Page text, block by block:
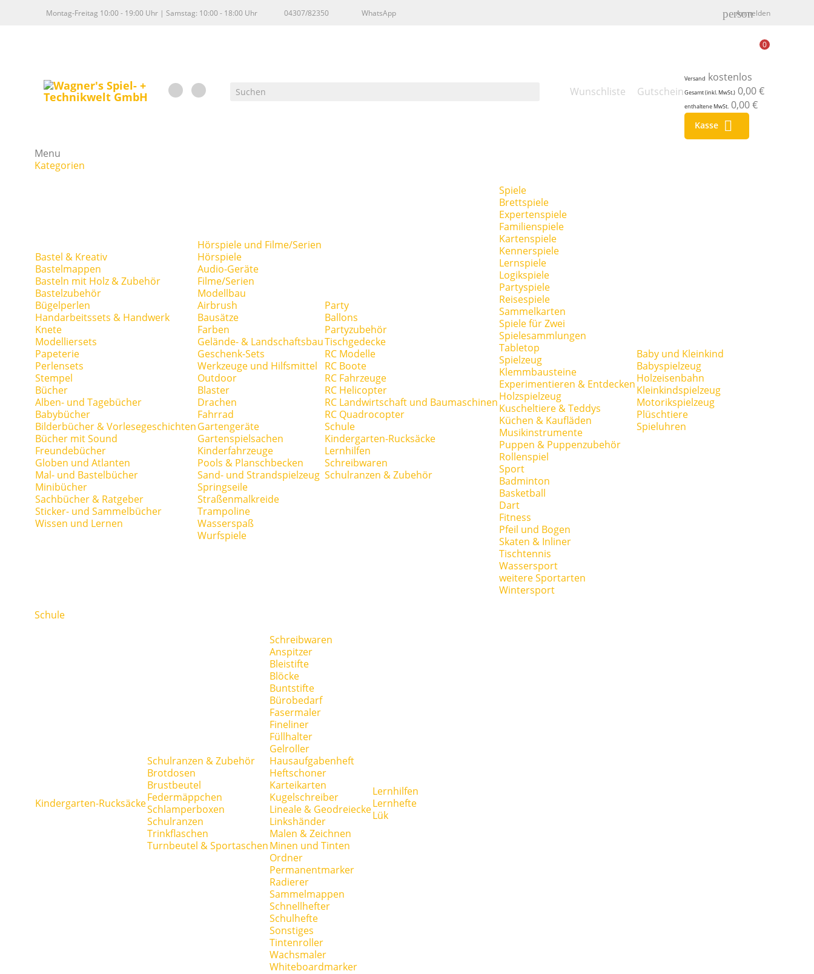
Montag-Freitag 10:00 - 19:00 Uhr | Samstag: 10:00 - 18:00 Uhr 04307/82350 WhatsApp person
Anmelden
Wunschliste Gutschein
0
Versand kostenlos
Gesamt (inkl. MwSt.) 0,00 €
enthaltene MwSt. 0,00 €
Kasse 
Menu
Kategorien
Bastel & Kreativ
Bastelmappen
Basteln mit Holz & Zubehör
Bastelzubehör
Bügelperlen
Handarbeitssets & Handwerk
Knete
Modelliersets
Papeterie
Perlensets
Stempel
Bücher
Alben- und Tagebücher
Babybücher
Bilderbücher & Vorlesegeschichten
Bücher mit Sound
Freundebücher
Globen und Atlanten
Mal- und Bastelbücher
Minibücher
Sachbücher & Ratgeber
Sticker- und Sammelbücher
Wissen und Lernen
Hörspiele und Filme/Serien
Hörspiele
Audio-Geräte
Filme/Serien
Modellbau
Airbrush
Bausätze
Farben
Gelände- & Landschaftsbau
Geschenk-Sets
Werkzeuge und Hilfsmittel
Outdoor
Blaster
Drachen
Fahrrad
Gartengeräte
Gartenspielsachen
Kinderfahrzeuge
Pools & Planschbecken
Sand- und Strandspielzeug
Springseile
Straßenmalkreide
Trampoline
Wasserspaß
Wurfspiele
Party
Ballons
Partyzubehör
Tischgedecke
RC Modelle
RC Boote
RC Fahrzeuge
RC Helicopter
RC Landwirtschaft und Baumaschinen
RC Quadrocopter
Schule
Kindergarten-Rucksäcke
Lernhilfen
Schreibwaren
Schulranzen & Zubehör
Spiele
Brettspiele
Expertenspiele
Familienspiele
Kartenspiele
Kennerspiele
Lernspiele
Logikspiele
Partyspiele
Reisespiele
Sammelkarten
Spiele für Zwei
Spielesammlungen
Tabletop
Spielzeug
Klemmbausteine
Experimentieren & Entdecken
Holzspielzeug
Kuscheltiere & Teddys
Küchen & Kaufläden
Musikinstrumente
Puppen & Puppenzubehör
Rollenspiel
Sport
Badminton
Basketball
Dart
Fitness
Pfeil und Bogen
Skaten & Inliner
Tischtennis
Wassersport
weitere Sportarten
Wintersport
Baby und Kleinkind
Babyspielzeug
Holzeisenbahn
Kleinkindspielzeug
Motorikspielzeug
Plüschtiere
Spieluhren
Schule
Kindergarten-Rucksäcke
Schulranzen & Zubehör
Brotdosen
Brustbeutel
Federmäppchen
Schlamperboxen
Schulranzen
Trinkflaschen
Turnbeutel & Sportaschen
Schreibwaren
Anspitzer
Bleistifte
Blöcke
Buntstifte
Bürobedarf
Fasermaler
Fineliner
Füllhalter
Gelroller
Hausaufgabenheft
Heftschoner
Karteikarten
Kugelschreiber
Lineale & Geodreiecke
Linkshänder
Malen & Zeichnen
Minen und Tinten
Ordner
Permanentmarker
Radierer
Sammelmappen
Schnellhefter
Schulhefte
Sonstiges
Tintenroller
Wachsmaler
Whiteboardmarker
Lernhilfen
Lernhefte
Lük